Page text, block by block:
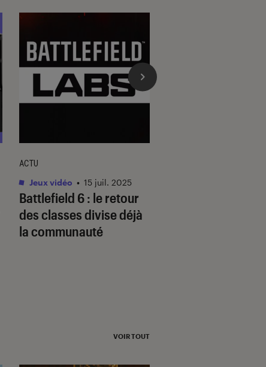
Battlefield 6: le retour
des classes divise déjà
la communauté
ACTU
Jeux vidéo • 15 juil. 2025
VOIR TOUT